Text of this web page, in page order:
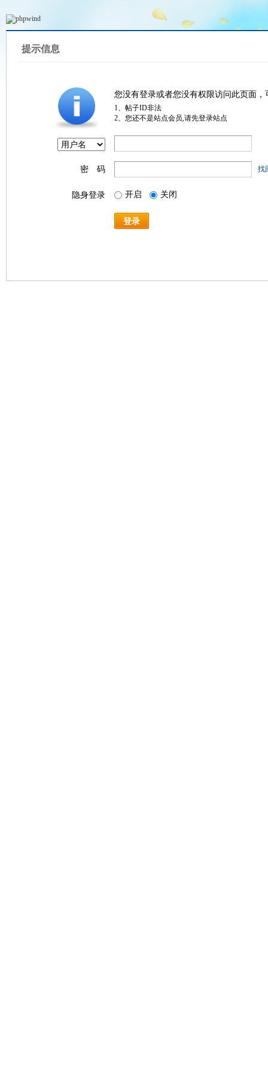
提示信息
您没有登录或者您没有权限访问此页面
1、帖子ID非法
2、您还不是站点会员,请先登录站点
密 码 找
隐身登录 开启 关闭
登录